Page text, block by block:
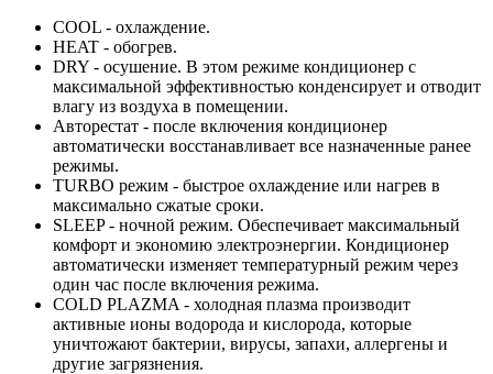
СOOL - охлаждение.
HEAT - обогрев.
DRY - осушение. В этом режиме кондиционер с
максимальной эффективностью конденсирует и отводит
влагу из воздуха в помещении.
Авторестат - после включения кондиционер
автоматически восстанавливает все назначенные ранее
режимы.
TURBO режим - быстрое охлаждение или нагрев в
максимально сжатые сроки.
SLEEP - ночной режим. Обеспечивает максимальный
комфорт и экономию электроэнергии. Кондиционер
автоматически изменяет температурный режим через
один час после включения режима.
COLD PLAZMA - холодная плазма производит
активные ионы водорода и кислорода, которые
уничтожают бактерии, вирусы, запахи, аллергены и
другие загрязнения.